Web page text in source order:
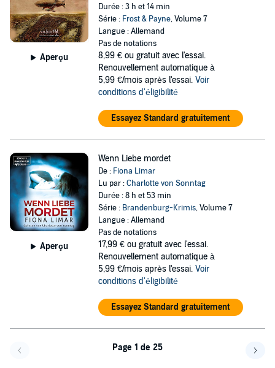
Aperçu
Durée : 3 h et 14 min
Série : Frost & Payne, Volume 7
Langue : Allemand
Pas de notations
8,99 € ou gratuit avec l'essai.
Renouvellement automatique à
5,99 €/mois après l'essai. Voir
conditions d'éligibilité
Essayez Standard gratuitement
Aperçu
Wenn Liebe mordet
De : Fiona Limar
Lu par :Charlotte von Sonntag
Durée : 8 h et 53 min
Série : Brandenburg-Krimis, Volume 7
Langue : Allemand
Pas de notations
17,99 € ou gratuit avec l'essai.
Renouvellement automatique à
5,99 €/mois après l'essai. Voir
conditions d'éligibilité
Essayez Standard gratuitement
Page 1 de 25